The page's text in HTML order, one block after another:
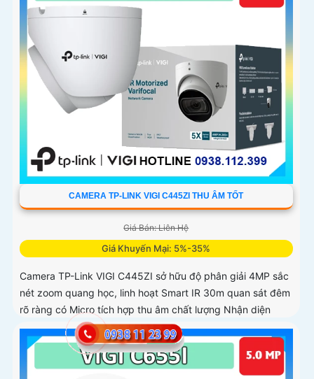
CAMERA TP-LINK VIGI C445ZI THU ÂM TỐT
Giá Bán: Liên Hệ
Giá Khuyến Mại: 5%-35%
Camera TP-Link VIGI C445ZI sở hữu độ phân giải 4MP sắc
nét zoom quang học, linh hoạt Smart IR 30m quan sát đêm
rõ ràng có Micro tích hợp thu âm chất lượng Nhận diện
người phương tiện cảnh báo xâm nhập Lưu trữ microSD
256GB . Chuẩn nén H